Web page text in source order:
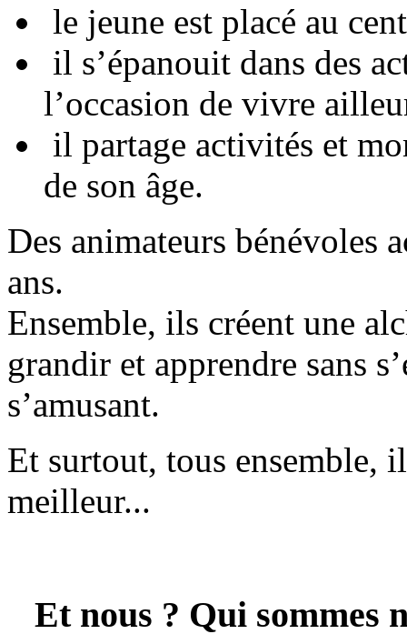
le jeune est placé au
il s’épanouit dans des
l’occasion de vivre
il partage activités et
de son âge.
Des animateurs bénévoles
ans.
Ensemble, ils créent une
grandir et apprendre sans
s’amusant.
Et surtout, tous ensemble,
meilleur...
Et nous ? Qui sommes